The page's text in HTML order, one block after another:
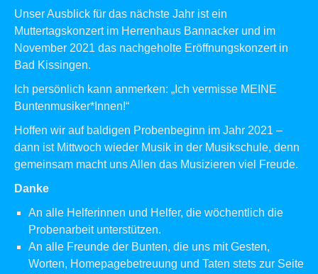
Unser Ausblick für das nächste Jahr ist ein
Muttertagskonzert im Herrenhaus Bannacker und im
November 2021 das nachgeholte Eröffnungskonzert in
Bad Kissingen.
Ich persönlich kann anmerken: „Ich vermisse MEINE
Buntenmusiker*Innen!“
Hoffen wir auf baldigen Probenbeginn im Jahr 2021 –
dann ist Mittwoch wieder Musik in der Musikschule, denn
gemeinsam macht uns Allen das Musizieren viel Freude.
Danke
An alle Helferinnen und Helfer, die wöchentlich die
Probenarbeit unterstützen.
An alle Freunde der Bunten, die uns mit Gesten,
Worten, Homepagebetreuung und Taten stets zur Seite